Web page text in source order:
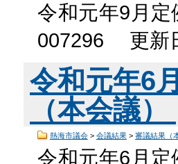
令和元年9月
007296 更新
令和元年6
（本会議）
熱海市議会> 会議結果> 審議結果（
令和元年6月